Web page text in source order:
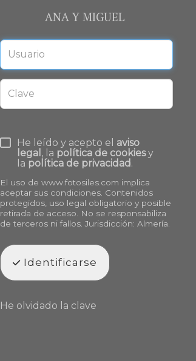
ANA Y MIGUEL
He leído y acepto el aviso
legal , la política de cookiesy
la política de privacidad.
El uso de www.fotosiles.com implica
aceptar sus condiciones. Contenidos
protegidos, uso legal obligatorio y posible
retirada de acceso. No se responsabiliza
de terceros ni fallos. Jurisdicción: Almería.
Identificarse
He olvidado la clave